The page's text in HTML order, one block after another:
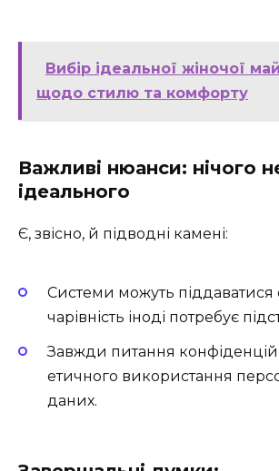
Вибір ідеальної жіночої
щодо стилю та комфорту
Важливі нюанси: нічого
ідеального
Є, звісно, й підводні камені:
Системи можуть піддаватися
чарівність іноді потребує
Завжди питання
етичного використання
даних.